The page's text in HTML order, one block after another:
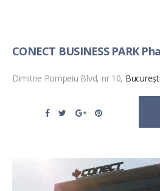
CONECT BUSINESS PARK
Dimitrie Pompeiu Blvd, nr 10, București